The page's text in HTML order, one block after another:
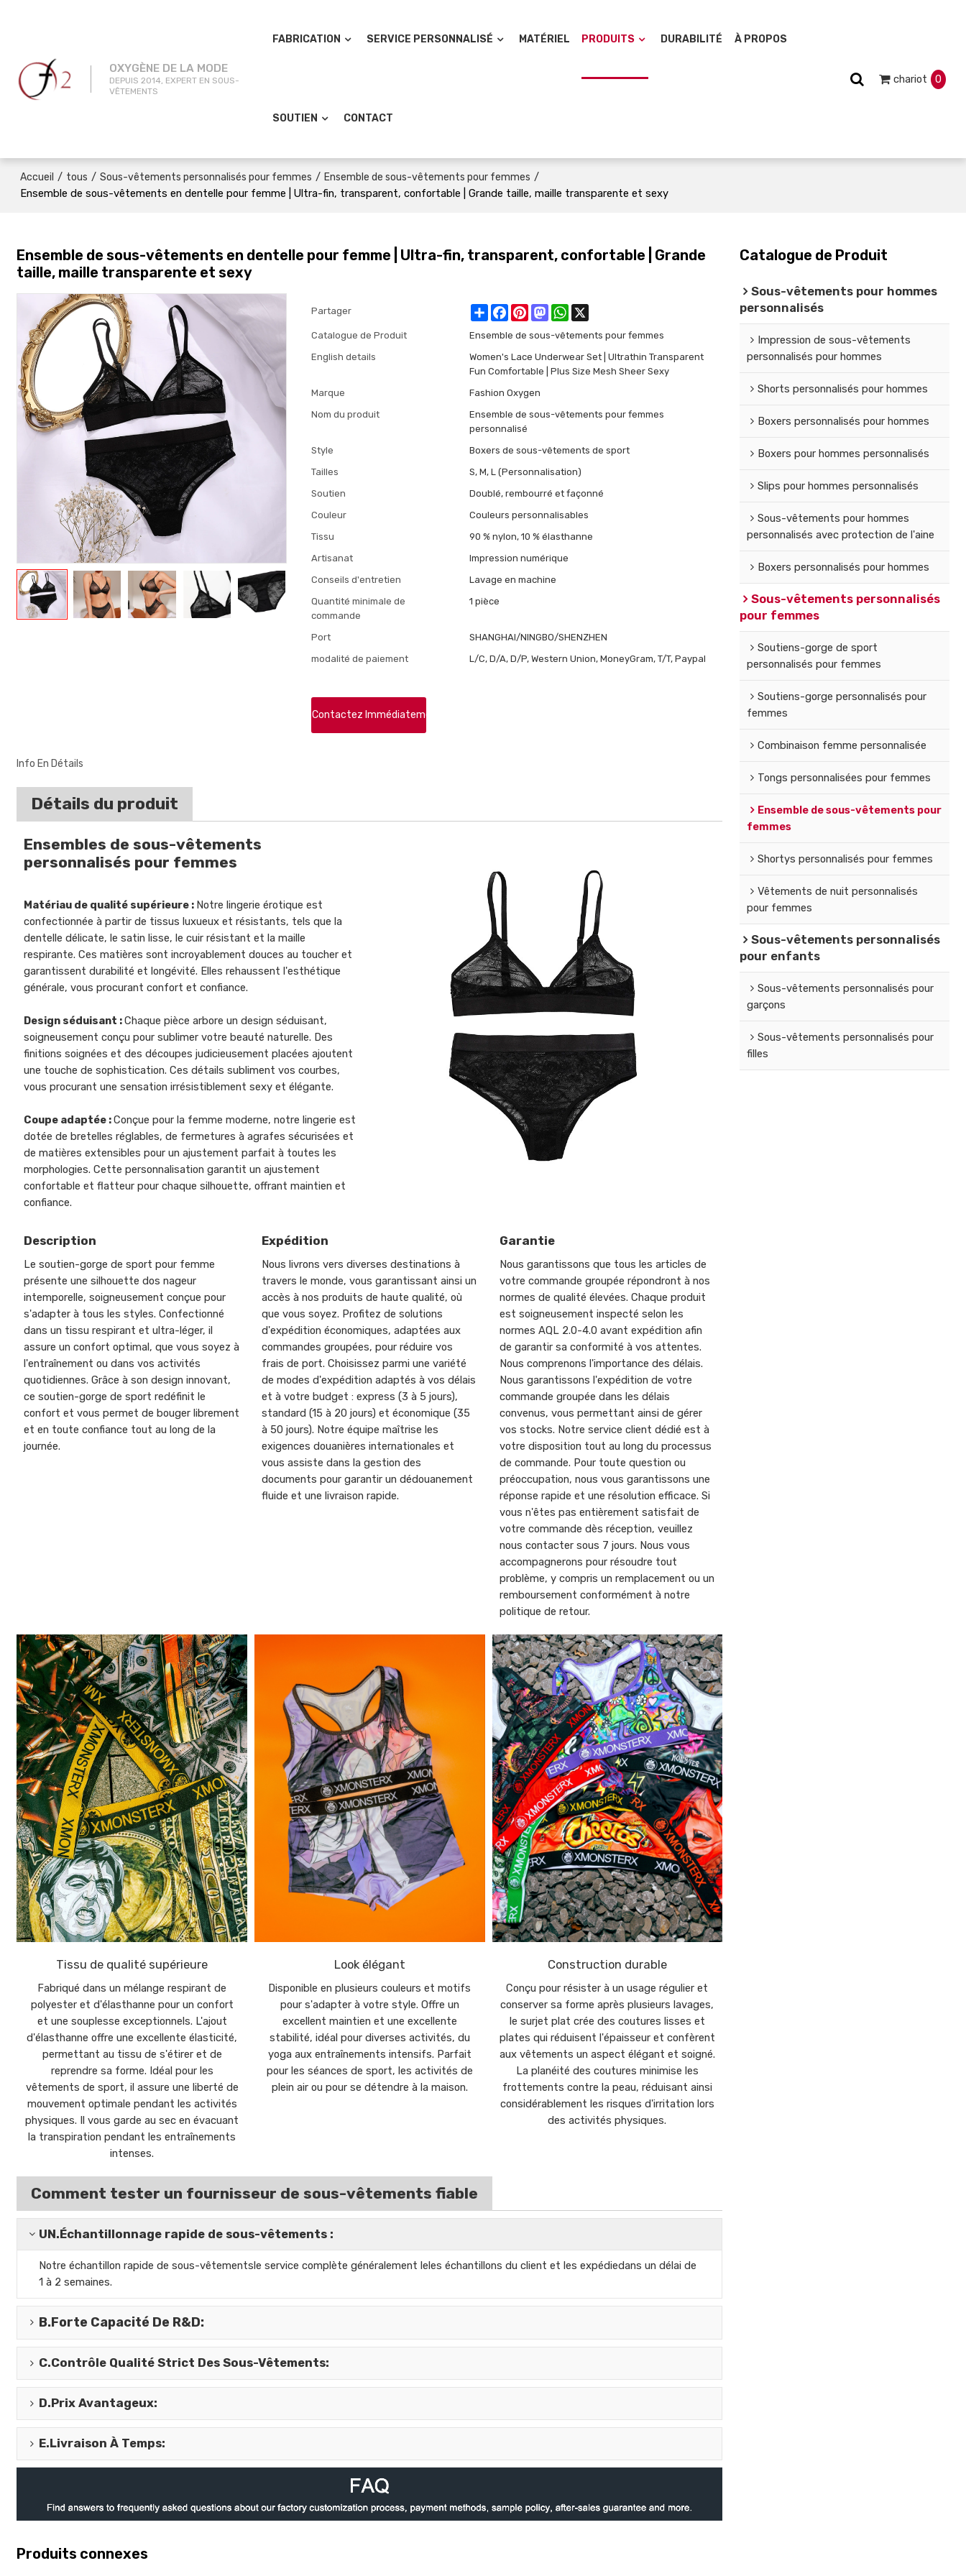
OXYGÈNE DE LA MODE
DEPUIS 2014, EXPERT EN SOUS-
VÊTEMENTS
FABRICATION SERVICE PERSONNALISÉ MATÉRIEL PRODUITS DURABILITÉ À PROPOS
SOUTIEN CONTACT
chariot 0
Accueil / tous / Sous-vêtements personnalisés pour femmes / Ensemble de sous-vêtements pour femmes /
Ensemble de sous-vêtements en dentelle pour femme | Ultra-fin, transparent, confortable | Grande taille, maille transparente et sexy
Ensemble de sous-vêtements en dentelle pour femme | Ultra-fin, transparent, confortable | Grande
taille, maille transparente et sexy
Partager ShareFacebook
PinterestMastodonWhatsApp
Catalogue de Produit
Ensemble de sous-vêtements pour femmes
English details
Women's Lace Underwear Set | Ultrathin Transparent
Fun Comfortable | Plus Size Mesh Sheer Sexy
Marque
Fashion Oxygen
Nom du produit
Ensemble de sous-vêtements pour femmes
personnalisé
Style
Boxers de sous-vêtements de sport
Tailles
S, M, L (Personnalisation)
Soutien
Doublé, rembourré et façonné
Couleur
Couleurs personnalisables
Tissu
90 % nylon, 10 % élasthanne
Artisanat
Impression numérique
Conseils d'entretien
Lavage en machine
Quantité minimale de
commande
1 pièce
Port
SHANGHAI/NINGBO/SHENZHEN
modalité de paiement
L/C, D/A, D/P, Western Union, MoneyGram, T/T, Paypal
Contactez Immédiatement
Info En Détails
Détails du produit
Ensembles de sous-vêtements
personnalisés pour femmes
Matériau de qualité supérieure : Notre lingerie érotique est
confectionnée à partir de tissus luxueux et résistants, tels que la
dentelle délicate, le satin lisse, le cuir résistant et la maille
respirante. Ces matières sont incroyablement douces au toucher et
garantissent durabilité et longévité. Elles rehaussent l'esthétique
générale, vous procurant confort et confiance.
Design séduisant :Chaque pièce arbore un design séduisant,
soigneusement conçu pour sublimer votre beauté naturelle. Des
finitions soignées et des découpes judicieusement placées ajoutent
une touche de sophistication. Ces détails subliment vos courbes,
vous procurant une sensation irrésistiblement sexy et élégante.
Coupe adaptée :Conçue pour la femme moderne, notre lingerie est
dotée de bretelles réglables, de fermetures à agrafes sécurisées et
de matières extensibles pour un ajustement parfait à toutes les
morphologies. Cette personnalisation garantit un ajustement
confortable et flatteur pour chaque silhouette, offrant maintien et
confiance.
Description
Le soutien-gorge de sport pour femme
présente une silhouette dos nageur
intemporelle, soigneusement conçue pour
s'adapter à tous les styles. Confectionné
dans un tissu respirant et ultra-léger, il
assure un confort optimal, que vous soyez à
l'entraînement ou dans vos activités
quotidiennes. Grâce à son design innovant,
ce soutien-gorge de sport redéfinit le
confort et vous permet de bouger librement
et en toute confiance tout au long de la
journée.
Expédition
Nous livrons vers diverses destinations à
travers le monde, vous garantissant ainsi un
accès à nos produits de haute qualité, où
que vous soyez. Profitez de solutions
d'expédition économiques, adaptées aux
commandes groupées, pour réduire vos
frais de port. Choisissez parmi une variété
de modes d'expédition adaptés à vos délais
et à votre budget : express (3 à 5 jours),
standard (15 à 20 jours) et économique (35
à 50 jours). Notre équipe maîtrise les
exigences douanières internationales et
vous assiste dans la gestion des
documents pour garantir un dédouanement
fluide et une livraison rapide.
Garantie
Nous garantissons que tous les articles de
votre commande groupée répondront à nos
normes de qualité élevées. Chaque produit
est soigneusement inspecté selon les
normes AQL 2.0-4.0 avant expédition afin
de garantir sa conformité à vos attentes.
Nous comprenons l'importance des délais.
Nous garantissons l'expédition de votre
commande groupée dans les délais
convenus, vous permettant ainsi de gérer
vos stocks. Notre service client dédié est à
votre disposition tout au long du processus
de commande. Pour toute question ou
préoccupation, nous vous garantissons une
réponse rapide et une résolution efficace. Si
vous n'êtes pas entièrement satisfait de
votre commande dès réception, veuillez
nous contacter sous 7 jours. Nous vous
accompagnerons pour résoudre tout
problème, y compris un remplacement ou un
remboursement conformément à notre
politique de retour.
Tissu de qualité supérieure
Fabriqué dans un mélange respirant de
polyester et d'élasthanne pour un confort
et une souplesse exceptionnels. L'ajout
d'élasthanne offre une excellente élasticité,
permettant au tissu de s'étirer et de
reprendre sa forme. Idéal pour les
vêtements de sport, il assure une liberté de
mouvement optimale pendant les activités
physiques. Il vous garde au sec en évacuant
la transpiration pendant les entraînements
intenses.
Look élégant
Disponible en plusieurs couleurs et motifs
pour s'adapter à votre style. Offre un
excellent maintien et une excellente
stabilité, idéal pour diverses activités, du
yoga aux entraînements intensifs. Parfait
pour les séances de sport, les activités de
plein air ou pour se détendre à la maison.
Construction durable
Conçu pour résister à un usage régulier et
conserver sa forme après plusieurs lavages,
le surjet plat crée des coutures lisses et
plates qui réduisent l'épaisseur et confèrent
aux vêtements un aspect élégant et soigné.
La planéité des coutures minimise les
frottements contre la peau, réduisant ainsi
considérablement les risques d'irritation lors
des activités physiques.
Comment tester un fournisseur de sous-vêtements fiable
UN.Échantillonnage rapide de sous-vêtements :
Notre échantillon rapide de sous-vêtementsle service complète généralement leles échantillons du client et les expédiedans un délai de
1 à 2 semaines.
B.Forte Capacité De R&D:
C.Contrôle Qualité Strict Des Sous-Vêtements:
D.Prix Avantageux:
E.Livraison À Temps:
Produits connexes
Catalogue de Produit
Sous-vêtements pour hommes
personnalisés
Impression de sous-vêtements
personnalisés pour hommes
Shorts personnalisés pour hommes
Boxers personnalisés pour hommes
Boxers pour hommes personnalisés
Slips pour hommes personnalisés
Sous-vêtements pour hommes
personnalisés avec protection de l'aine
Boxers personnalisés pour hommes
Sous-vêtements personnalisés
pour femmes
Soutiens-gorge de sport
personnalisés pour femmes
Soutiens-gorge personnalisés pour
femmes
Combinaison femme personnalisée
Tongs personnalisées pour femmes
Ensemble de sous-vêtements pour
femmes
Shortys personnalisés pour femmes
Vêtements de nuit personnalisés
pour femmes
Sous-vêtements personnalisés
pour enfants
Sous-vêtements personnalisés pour
garçons
Sous-vêtements personnalisés pour
filles